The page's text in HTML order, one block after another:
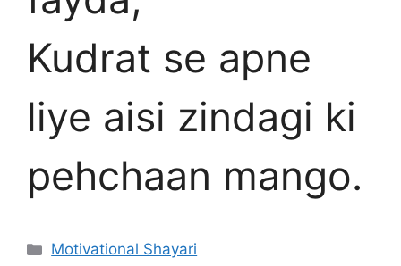
Kudrat se apne
liye aisi zindagi ki
pehchaan mango.
Categories
Motivational Shayari